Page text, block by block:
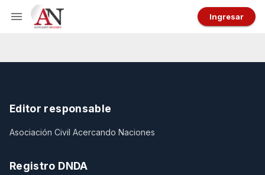
Ingresar
Editor responsable
Asociación Civil Acercando Naciones
Registro DNDA